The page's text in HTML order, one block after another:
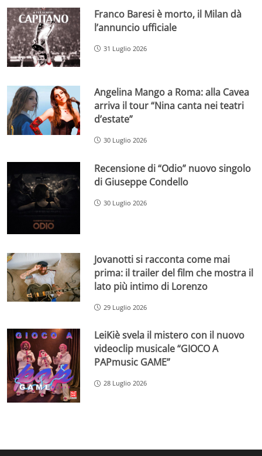
Franco Baresi è morto, il Milan dà
l’annuncio ufficiale
31 Luglio 2026
Angelina Mango a Roma: alla Cavea
arriva il tour “Nina canta nei teatri
d’estate”
30 Luglio 2026
Recensione di “Odio” nuovo singolo
di Giuseppe Condello
30 Luglio 2026
Jovanotti si racconta come mai
prima: il trailer del film che mostra il
lato più intimo di Lorenzo
29 Luglio 2026
LeiKiè svela il mistero con il nuovo
videoclip musicale “GIOCO A
PAPmusic GAME”
28 Luglio 2026